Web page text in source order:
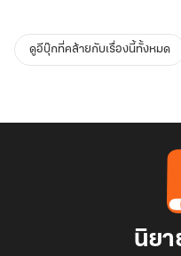
ดูอีบุ๊กที่คล้ายกับเรื่องนี้ทั้งหมด
นิยา